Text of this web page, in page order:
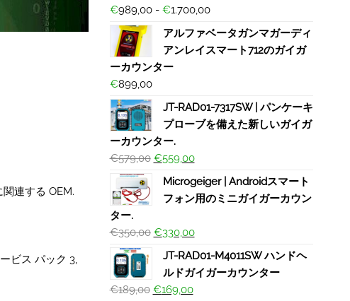
連する OEM.
ビス パック 3,
€989,00 - €1.700,00
アルファベータガンマガーディ
アンレイスマート712のガイガ
ーカウンター
€899,00
JT-RAD01-7317SW | パンケーキ
プローブを備えた新しいガイガ
ーカウンター.
€579,00 €559,00
Microgeiger | Androidスマート
フォン用のミニガイガーカウン
ター.
€350,00 €330,00
JT-RAD01-M4011SW ハンドヘ
ルドガイガーカウンター
€189,00 €169,00